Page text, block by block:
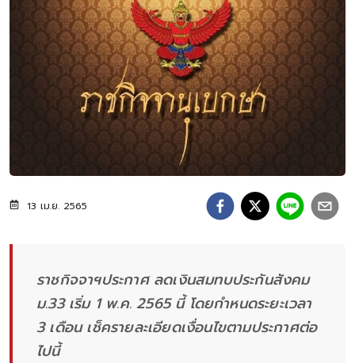
13 เม.ย. 2565
ราชกิจจาฯประกาศ ลดเงินสมทบประกันสังคม
ม.33 เริ่ม 1 พ.ค. 2565 นี้ โดยกำหนดระยะเวลา
3 เดือน เช็ครายละเอียดเงื่อนไขตามประกาศต่อ
ไปนี้